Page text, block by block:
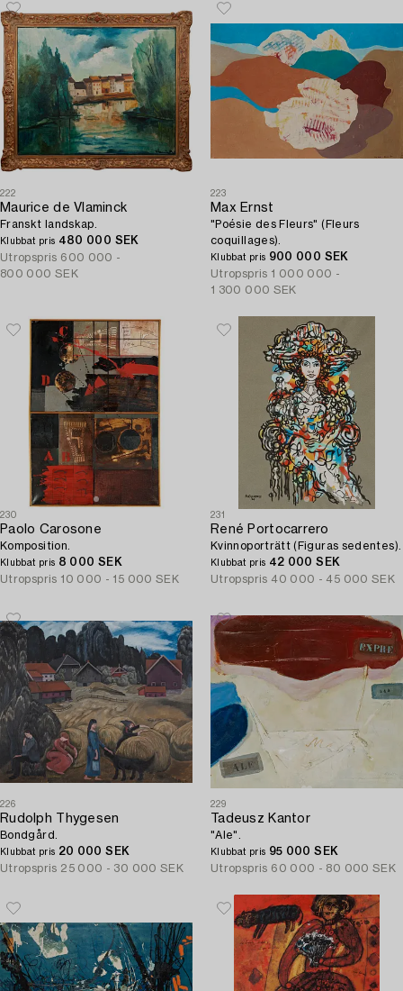
222
Maurice de Vlaminck
Franskt landskap.
Klubbat pris 480 000 SEK
Utropspris 600 000 -
800 000 SEK
223
Max Ernst
"Poésie des Fleurs" (Fleurs
coquillages).
Klubbat pris 900 000 SEK
Utropspris 1 000 000 -
1 300 000 SEK
230
Paolo Carosone
Komposition.
Klubbat pris 8 000 SEK
Utropspris 10 000 - 15 000 SEK
231
René Portocarrero
Kvinnoporträtt (Figuras sedentes).
Klubbat pris 42 000 SEK
Utropspris 40 000 - 45 000 SEK
226
Rudolph Thygesen
Bondgård.
Klubbat pris 20 000 SEK
Utropspris 25 000 - 30 000 SEK
229
Tadeusz Kantor
"Ale".
Klubbat pris 95 000 SEK
Utropspris 60 000 - 80 000 SEK